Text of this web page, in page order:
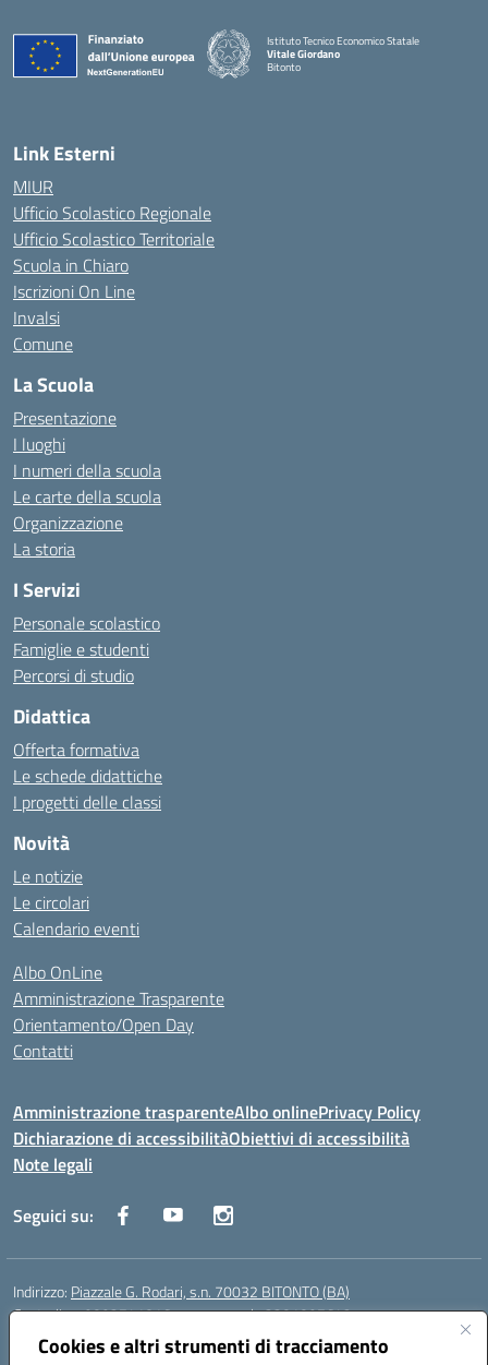
Cookies e altri strumenti di tracciamento
Istituto Tecnico Economico Statale
Vitale Giordano
Bitonto
Link Esterni
MIUR
Ufficio Scolastico Regionale
Ufficio Scolastico Territoriale
Scuola in Chiaro
Iscrizioni On Line
Invalsi
Comune
La Scuola
Presentazione
I luoghi
I numeri della scuola
Le carte della scuola
Organizzazione
La storia
I Servizi
Personale scolastico
Famiglie e studenti
Percorsi di studio
Didattica
Offerta formativa
Le schede didattiche
I progetti delle classi
Novità
Le notizie
Le circolari
Calendario eventi
Albo OnLine
Amministrazione Trasparente
Orientamento/Open Day
Contatti
Amministrazione trasparenteAlbo onlinePrivacy Policy
Dichiarazione di accessibilitàObiettivi di accessibilità
Note legali
Seguici su:
Indirizzo: Piazzale G. Rodari, s.n. 70032 BITONTO (BA)
Centralino:0803741816 - corso serale 3381807642
Email: BATD220004@istruzione.it
Posta elettronica certificata (PEC):batd220004@pec.istruzione.it